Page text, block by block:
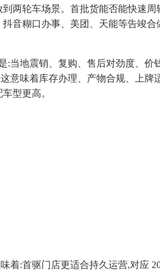
两轮车场景。首批货能否能快速
音糊口办事、美团、天能等告竣
地震销、复购、售后对劲度、价
意味着库存办理、产物合规、上
型更高。
着:首驱门店更适合持久运营,对应